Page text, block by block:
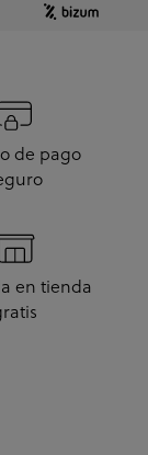
de pago
en tienda